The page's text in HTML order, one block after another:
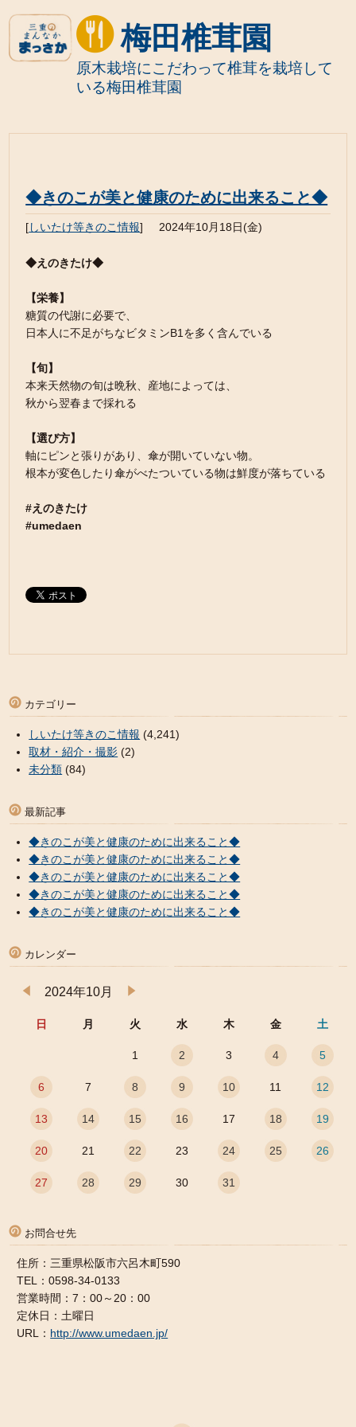
梅田椎茸園
原木栽培にこだわって椎茸を栽培して
いる梅田椎茸園
◆きのこが美と健康のために出来ること◆
[しいたけ等きのこ情報] 2024年10月18日(金)
◆えのきたけ◆
【栄養】
糖質の代謝に必要で、
日本人に不足がちなビタミンB1を多く含んでいる
【旬】
本来天然物の旬は晩秋、産地によっては、
秋から翌春まで採れる
【選び方】
軸にピンと張りがあり、傘が開いていない物。
根本が変色したり傘がべたついている物は鮮度が落ちている
#えのきたけ
#umedaen
カテゴリー
しいたけ等きのこ情報 (4,241)
取材・紹介・撮影 (2)
未分類 (84)
最新記事
◆きのこが美と健康のために出来ること◆
◆きのこが美と健康のために出来ること◆
◆きのこが美と健康のために出来ること◆
◆きのこが美と健康のために出来ること◆
◆きのこが美と健康のために出来ること◆
カレンダー
2024年10月
日 月 火 水 木 金 土
1 2 3 4 5
6 7 8 9 10 11 12
13 14 15 16 17 18 19
20 21 22 23 24 25 26
27 28 29 30 31
お問合せ先
住所：三重県松阪市六呂木町590
TEL：0598-34-0133
営業時間：7：00～20：00
定休日：土曜日
URL： http://www.umedaen.jp/